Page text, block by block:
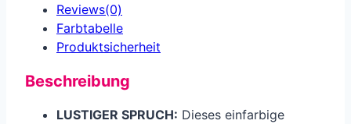
Reviews(0)
Farbtabelle
Produkt­sicherheit
Beschreibung
LUSTIGER SPRUCH: Dieses einfarbige